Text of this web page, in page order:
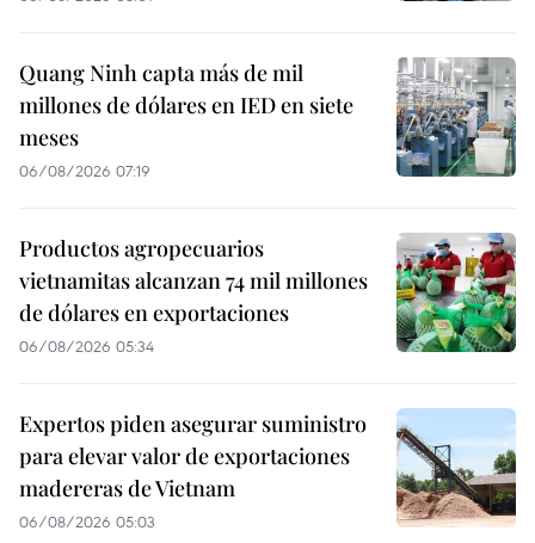
Quang Ninh capta más de mil
millones de dólares en IED en siete
meses
06/08/2026 07:19
Productos agropecuarios
vietnamitas alcanzan 74 mil millones
de dólares en exportaciones
06/08/2026 05:34
Expertos piden asegurar suministro
para elevar valor de exportaciones
madereras de Vietnam
06/08/2026 05:03